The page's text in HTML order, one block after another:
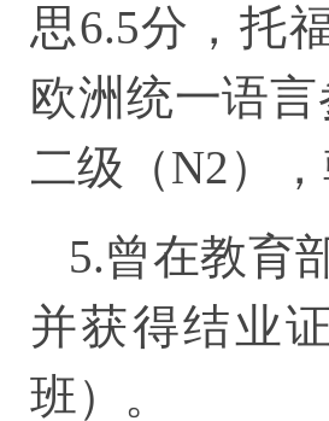
思6.5分，托
欧洲统一语
二级（N2）
5.曾在教育
并获得结业
班）。